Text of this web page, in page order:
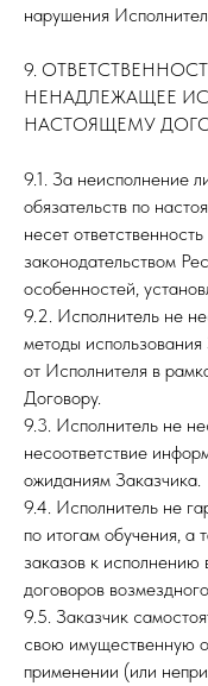
нарушения
9.
НЕНАДЛЕЖАЩЕЕ
НАСТОЯЩЕМУ
9.1. За неисполнение
обязательств по
несет
законодательством
особенностей,
9.2. Исполнитель не
методы
от Исполнителя в
Договору.
9.3. Исполнитель не
несоответствие
ожиданиям Заказчика.
9.4. Исполнитель не
по итогам обучения, а
заказов к
договоров
9.5. Заказчик
свою имущественную
применении (или